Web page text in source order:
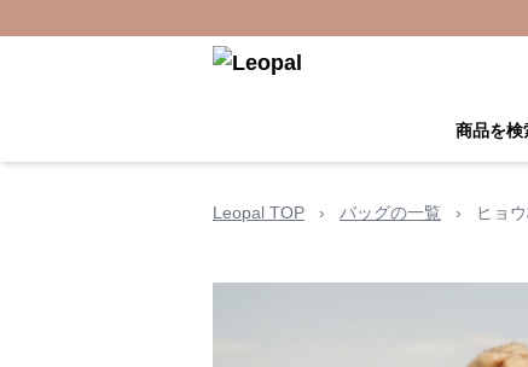
商品を検
Leopal TOP › バッグの一覧 › ヒョ